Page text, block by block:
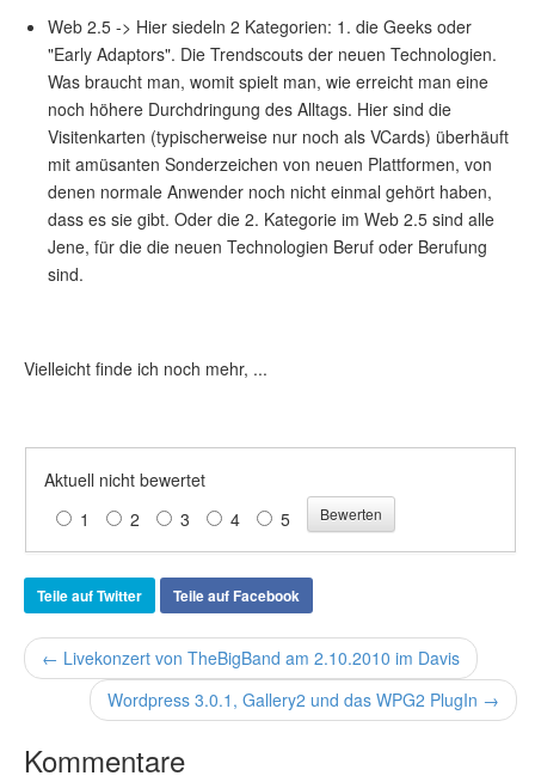
Web 2.5 -> Hier siedeln 2 Kategorien: 1. die Geeks oder
"Early Adaptors". Die Trendscouts der neuen Technologien.
Was braucht man, womit spielt man, wie erreicht man eine
noch höhere Durchdringung des Alltags. Hier sind die
Visitenkarten (typischerweise nur noch als VCards) überhäuft
mit amüsanten Sonderzeichen von neuen Plattformen, von
denen normale Anwender noch nicht einmal gehört haben,
dass es sie gibt. Oder die 2. Kategorie im Web 2.5 sind alle
Jene, für die die neuen Technologien Beruf oder Berufung
sind.
Vielleicht finde ich noch mehr, ...
Aktuell nicht bewertet
1
2 3 4 5
Teile auf Twitter Teile auf Facebook
← Livekonzert von TheBigBand am 2.10.2010 im Davis
Wordpress 3.0.1, Gallery2 und das WPG2 PlugIn →
Kommentare